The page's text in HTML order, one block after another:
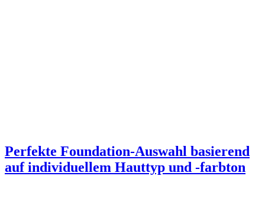
Perfekte Foundation-Auswahl basierend
auf individuellem Hauttyp und -farbton